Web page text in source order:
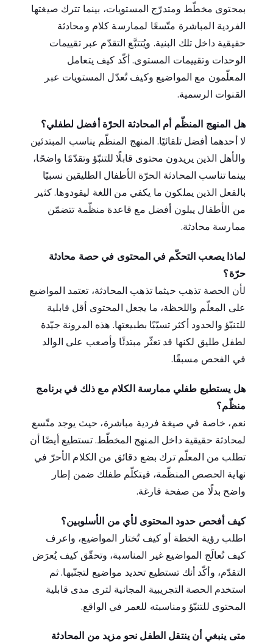
بمحتوى مخطّط ومتدرّج المستويات، بينما تترك صيغتها
الفردية المباشرة متّسعًا لممارسة كلام ومحادثة
حقيقية داخل تلك البنية. ويُتتبَّع التقدّم عبر تقييمات
الوحدات وتقييمات المستوى. أكّد كيف يتعامل
المعلّمون مع المواضيع وكيف تُعدّل المستويات عبر
القنوات الرسمية.
هل المنهج المنظّم أم المحادثة الحرّة أفضل لطفلي؟
لا أحدهما أفضل تلقائيًا. المنهج المنظّم يناسب المبتدئين
والأهل الذين يريدون محتوى قابلًا للتنبّؤ وتقدّمًا واضحًا،
بينما تناسب المحادثة الحرّة الأطفال الطليقين نسبيًا
بالفعل الذين يملكون ما يكفي من اللغة ليقودوها. كثير
من الأطفال يبلون أفضل مع قاعدة منظّمة تتضمّن
ممارسة محادثة.
لماذا يصعب التحكّم في المحتوى في حصة محادثة
حرّة؟
لأن الحصة تذهب حيثما تذهب المحادثة، تعتمد المواضيع
على المعلّم واللحظة، ما يجعل المحتوى أقل قابلية
للتنبّؤ والحدود أكثر تسيّبًا بطبيعتها. هذه المرونة جيّدة
لطفل طليق لكنها قد تعثّر مبتدئًا وأصعب على الوالد
في الفحص مسبقًا.
هل يستطيع طفلي ممارسة الكلام مع ذلك في برنامج
منظّم؟
نعم، خاصة في صيغة فردية مباشرة، حيث يوجد متّسع
لمحادثة حقيقية داخل المنهج المخطّط. تستطيع أيضًا أن
تطلب من المعلّم ترك بضع دقائق من الكلام الأحرّ في
نهاية الحصص المنظّمة، فيتكلّم طفلك ضمن إطار
واضح بدلًا من صفحة فارغة.
كيف أفحص حدود المحتوى لأي من الأسلوبين؟
اطلب رؤية الخطة أو كيف تُختار المواضيع، واعرف
كيف تُعالَج المواضيع غير المناسبة، وتحقّق كيف يُعرَض
التقدّم، وأكّد أنك تستطيع تحديد مواضيع لتجنّبها. ثم
استخدم الحصة التجريبية المجانية لترى مدى قابلية
المحتوى للتنبّؤ ومناسبته للعمر في الواقع.
متى ينبغي أن ينتقل الطفل نحو مزيد من المحادثة